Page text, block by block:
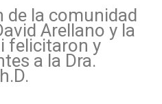
de la comunidad
Arellano y la
felicitaron y
a la Dra.